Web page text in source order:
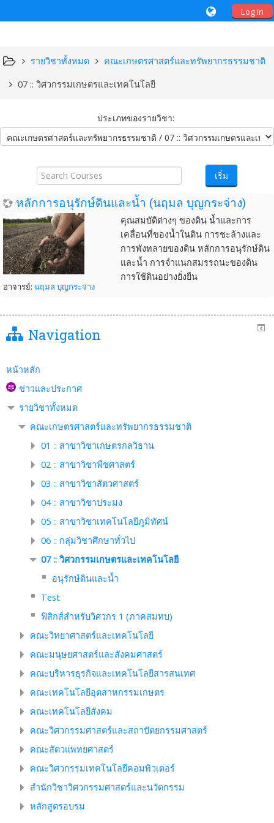
Log In
รายวิชาทั้งหมด
คณะเกษตรศาสตร์และทรัพยากรธรรมชาติ
07 :: วิศวกรรมเกษตรและเทคโนโลยี
ประเภทของรายวิชา:
Courses
เริ่ม
หลักการอนุรักษ์ดินและน้ำ (นฤมล บุญกระจ่าง)
คุณสมบัติต่างๆ ของดิน น้ำและการ
เคลื่อนที่ของน้ำในดิน การชะล้างและ
การพังทลายของดิน หลักการอนุรักษ์ดิน
และน้ำ การจำแนกสมรรถนะของดิน
การใช้ดินอย่างยั่งยืน
อาจารย์: นฤมล บุญกระจ่าง
Navigation
หน้าหลัก
ข่าวและประกาศ
รายวิชาทั้งหมด
คณะเกษตรศาสตร์และทรัพยากรธรรมชาติ
01 :: สาขาวิชาเกษตรกลวิธาน
02 :: สาขาวิชาพืชศาสตร์
03 :: สาขาวิชาสัตวศาสตร์
04 :: สาขาวิชาประมง
05 :: สาขาวิชาเทคโนโลยีภูมิทัศน์
06 :: กลุ่มวิชาศึกษาทั่วไป
07 :: วิศวกรรมเกษตรและเทคโนโลยี
อนุรักษ์ดินและน้ำ
Test
ฟิสิกส์สำหรับวิศวกร 1 (ภาคสมทบ)
คณะวิทยาศาสตร์และเทคโนโลยี
คณะมนุษยศาสตร์และสังคมศาสตร์
คณะบริหารธุรกิจและเทคโนโลยีสารสนเทศ
คณะเทคโนโลยีอุตสาหกรรมเกษตร
คณะเทคโนโลยีสังคม
คณะวิศวกรรมศาสตร์และสถาปัตยกรรมศาสตร์
คณะสัตวแพทยศาสตร์
คณะวิศวกรรมเทคโนโลยีคอมพิวเตอร์
สำนักวิชาวิศวกรรมศาสตร์และนวัตกรรม
หลักสูตรอบรม